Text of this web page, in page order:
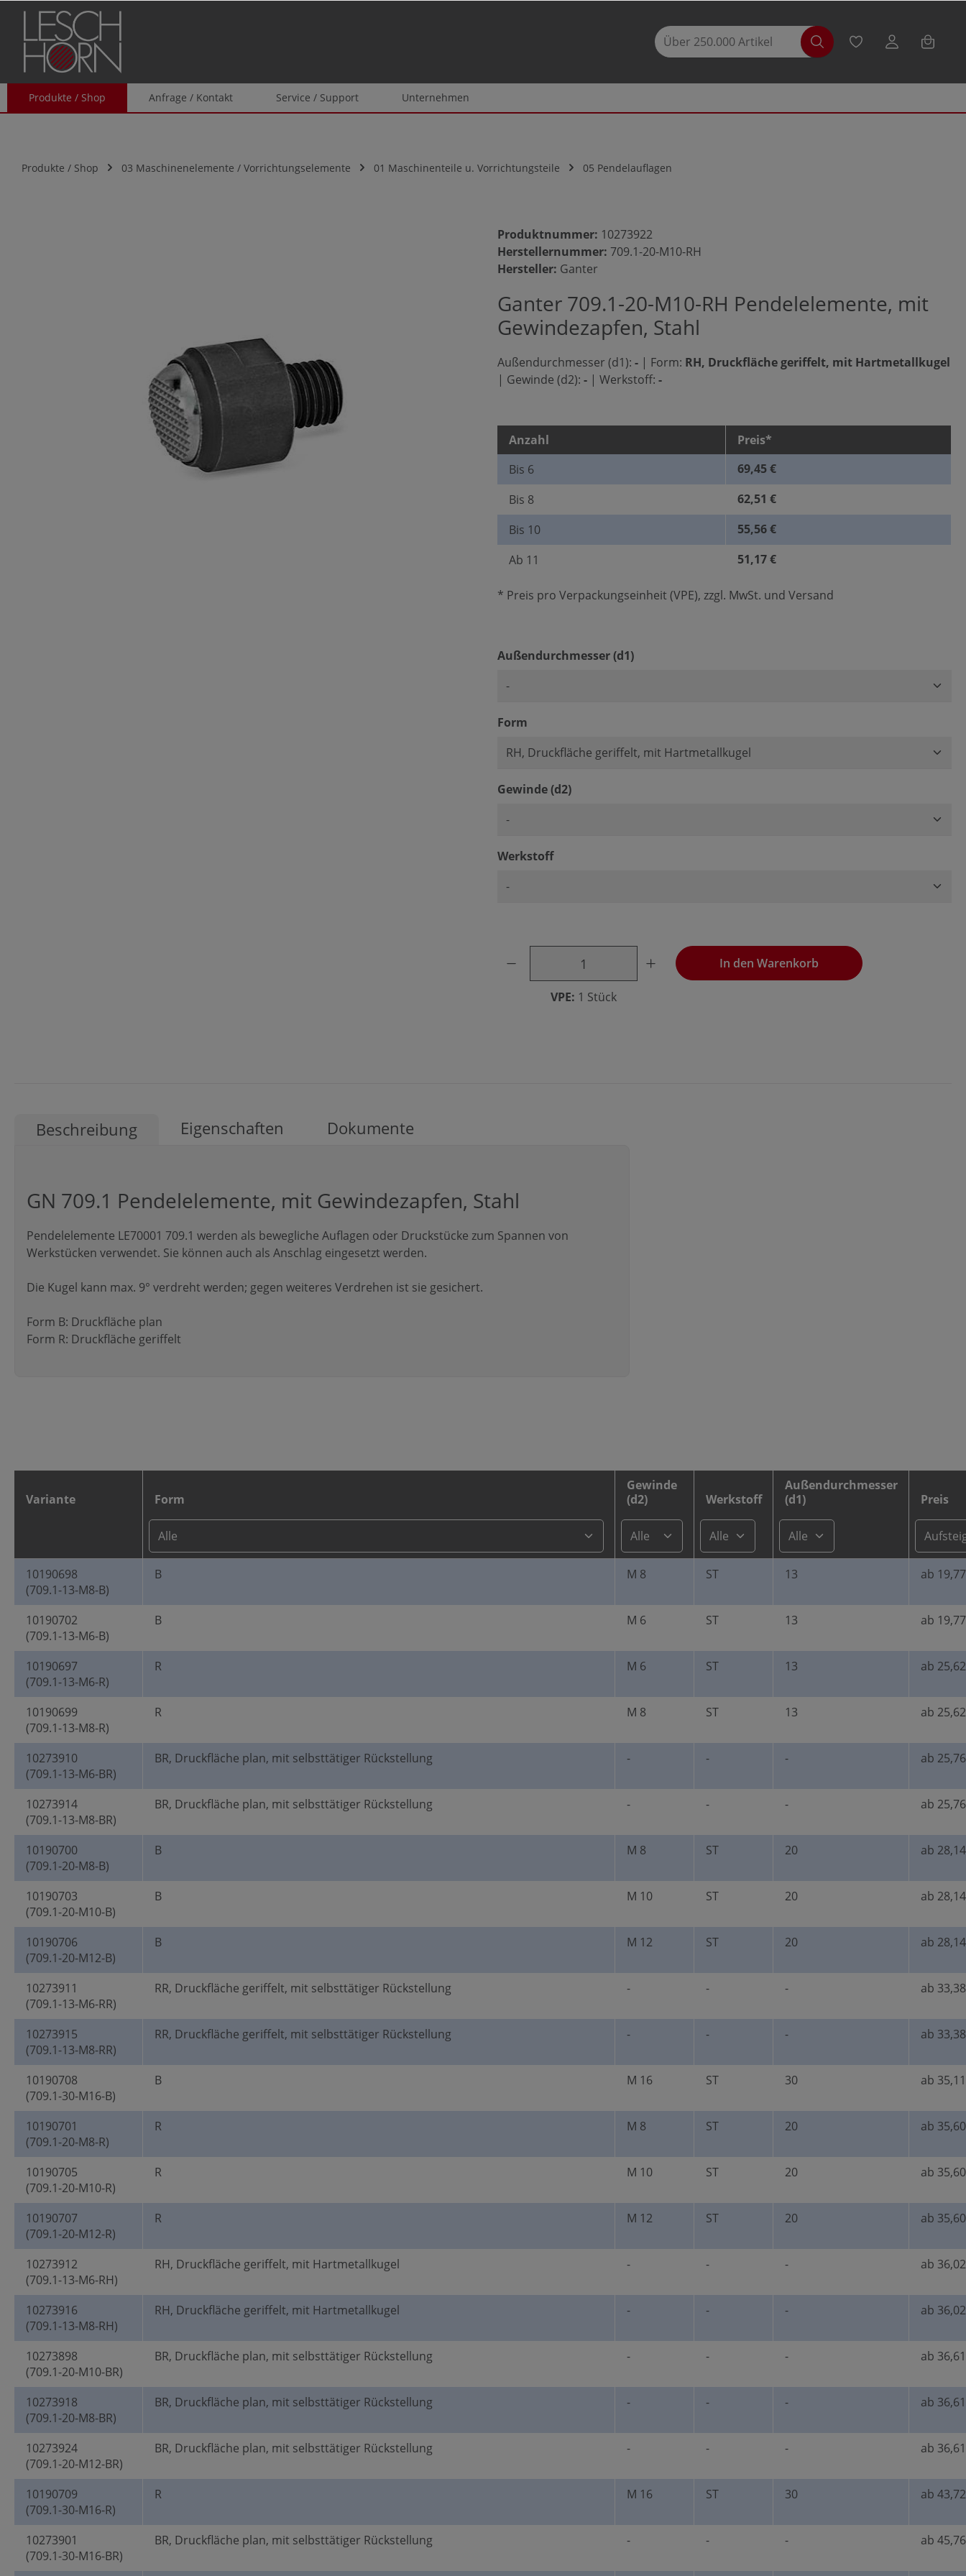
Zur Hauptnavigation springen
Produkte / Shop Anfrage / Kontakt Service / Support Unternehmen
Produkte / Shop 03 Maschinenelemente / Vorrichtungselemente 01 Maschinenteile u. Vorrichtungsteile 05 Pendelauflagen
Produktnummer: 10273922
Herstellernummer: 709.1-20-M10-RH
Hersteller: Ganter
Ganter 709.1-20-M10-RH Pendelelemente, mit
Gewindezapfen, Stahl
Außendurchmesser (d1): - | Form: RH, Druckfläche geriffelt, mit Hartmetallkugel
| Gewinde (d2): - | Werkstoff: -
Anzahl
Preis*
Bis 6
69,45 €
Bis 8
62,51 €
Bis 10
55,56 €
Ab 11 51,17 €
* Preis pro Verpackungseinheit (VPE), zzgl. MwSt. und Versand
Außendurchmesser (d1)auswählen
Form
Gewinde (d2)auswählen
Werkstoffauswählen
Produkt Anzahl: Gib den gewünschten Wert ein oder benutze die Schaltflächen, um
VPE: 1 Stück
In den Warenkorb
Beschreibung Eigenschaften Dokumente
GN 709.1 Pendelelemente, mit Gewindezapfen, Stahl
Pendelelemente LE70001 709.1 werden als bewegliche Auflagen oder Druckstücke zum Spannen von
Werkstücken verwendet. Sie können auch als Anschlag eingesetzt werden.
Die Kugel kann max. 9° verdreht werden; gegen weiteres Verdrehen ist sie gesichert.
Form B: Druckfläche plan
Form R: Druckfläche geriffelt
Variante Form
Gewinde
(d2)
Werkstoff
Außendurchmesser
(d1)
Preis
10190698
(709.1-13-M8-B)
B M 8 ST 13 ab
10190702
(709.1-13-M6-B)
B M 6 ST 13 ab
10190697
(709.1-13-M6-R)
R M 6 ST 13 ab
10190699
(709.1-13-M8-R)
R M 8 ST 13 ab
10273910
(709.1-13-M6-BR)
BR, Druckfläche plan, mit selbsttätiger Rückstellung - - - ab
10273914
(709.1-13-M8-BR)
BR, Druckfläche plan, mit selbsttätiger Rückstellung - - - ab
10190700
(709.1-20-M8-B)
B M 8 ST 20 ab
10190703
(709.1-20-M10-B)
B M 10 ST 20 ab
10190706
(709.1-20-M12-B)
B M 12 ST 20 ab
10273911
(709.1-13-M6-RR)
RR, Druckfläche geriffelt, mit selbsttätiger Rückstellung - - - ab
10273915
(709.1-13-M8-RR)
RR, Druckfläche geriffelt, mit selbsttätiger Rückstellung - - - ab
10190708
(709.1-30-M16-B)
B M 16 ST 30 ab
10190701
(709.1-20-M8-R)
R M 8 ST 20 ab
10190705
(709.1-20-M10-R)
R M 10 ST 20 ab
10190707
(709.1-20-M12-R)
R M 12 ST 20 ab
10273912
(709.1-13-M6-RH)
RH, Druckfläche geriffelt, mit Hartmetallkugel - - - ab
10273916
(709.1-13-M8-RH)
RH, Druckfläche geriffelt, mit Hartmetallkugel - - - ab
10273898
(709.1-20-M10-BR)
BR, Druckfläche plan, mit selbsttätiger Rückstellung - - - ab
10273918
(709.1-20-M8-BR)
BR, Druckfläche plan, mit selbsttätiger Rückstellung - - - ab
10273924
(709.1-20-M12-BR)
BR, Druckfläche plan, mit selbsttätiger Rückstellung - - - ab
10190709
(709.1-30-M16-R)
R M 16 ST 30 ab
10273901
(709.1-30-M16-BR)
BR, Druckfläche plan, mit selbsttätiger Rückstellung - - - ab